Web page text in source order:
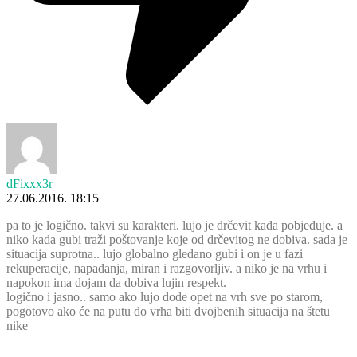
dFixxx3r
27.06.2016. 18:15
pa to je logično. takvi su karakteri. lujo je drčevit kada pobjeđuje. a
niko kada gubi traži poštovanje koje od drčevitog ne dobiva. sada je
situacija suprotna.. lujo globalno gledano gubi i on je u fazi
rekuperacije, napadanja, miran i razgovorljiv. a niko je na vrhu i
napokon ima dojam da dobiva lujin respekt.
logično i jasno.. samo ako lujo dode opet na vrh sve po starom,
pogotovo ako će na putu do vrha biti dvojbenih situacija na štetu
nike